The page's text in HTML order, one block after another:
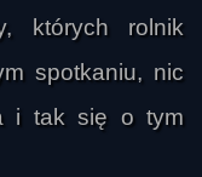
których rolnik
spotkaniu, nic
i tak się o tym